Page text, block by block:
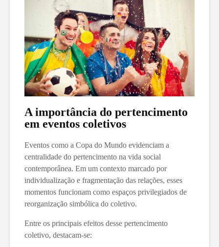
A importância do pertencimento
em eventos coletivos
Eventos como a Copa do Mundo evidenciam a
centralidade do pertencimento na vida social
contemporânea. Em um contexto marcado por
individualização e fragmentação das relações, esses
momentos funcionam como espaços privilegiados de
reorganização simbólica do coletivo.
Entre os principais efeitos desse pertencimento
coletivo, destacam-se: